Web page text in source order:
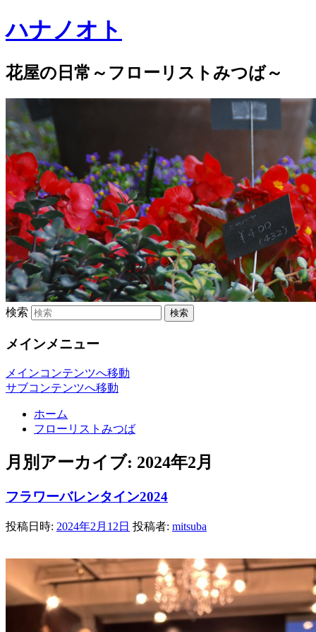
ハナノオト
花屋の日常～フローリストみつば～
検索
メインメニュー
メインコンテンツへ移動
サブコンテンツへ移動
ホーム
フローリストみつば
月別アーカイブ: 2024年2月
フラワーバレンタイン2024
投稿日時: 2024年2月12日 投稿者: mitsuba